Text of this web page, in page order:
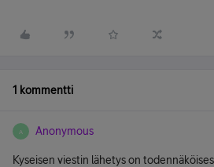
1 kommentti
A Anonymous
Kyseisen viestin lähetys on